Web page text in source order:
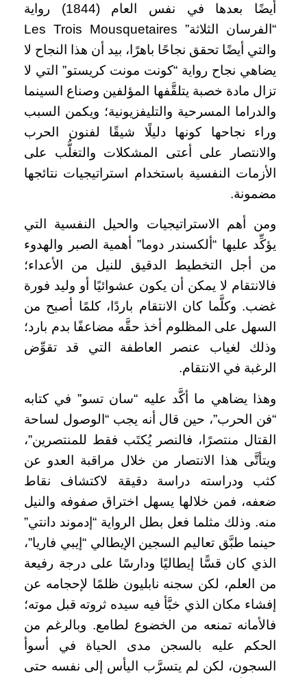
أيضًا بعدها في نفس العام (1844) رواية
“الفرسان الثلاثة” Les Trois Mousquetaires
والتي أيضًا تحقق نجاحًا باهرًا، بيد أن هذا النجاح لا
يضاهي نجاح رواية “كونت مونت كريستو” التي لا
تزال مادة خصبة يتلقَّفها المؤلفين وصناع السينما
والدراما المسرحية والتليفزيونية؛ ويكمن السبب
وراء نجاحها كونها دليلًا شيقًا لفنون الحرب
والانتصار على أعتى المشكلات والتغلُّب على
الأزمات النفسية باستخدام استراتيجيات نتائجها
مضمونة.
ومن أهم الاستراتيجيات والحيل النفسية التي
يؤكِّد عليها “ألكسندر دوما” أهمية الصبر والهدوء
من أجل التخطيط الدقيق للنيل من الأعداء؛
فالانتقام لا يمكن أن يكون عشوائيًا أو وليد فورة
غضب. وكلَّما كان الانتقام باردًا، كلمًا أصبح من
السهل على المظلوم أخذ حقَّه مضاعفًا بدم بارد؛
وذلك لغياب عنصر العاطفة التي قد تقوِّض
الرغبة في الانتقام.
وهذا يضاهي ما أكَّد عليه “سان تسو” في كتابه
“فن الحرب”، حين قال أنه يجب “الوصول لساحة
القتال منتصرًا، فالنصر يُكتَب فقط للمنتصرين”،
ويتأتَّى هذا الانتصار من خلال مراقبة العدو عن
كثب ودراسته دراسة دقيقة لاكتشاف نقاط
ضعفه، فمن خلالها يسهل اختراق صفوفه والنيل
منه. وذلك مثلما فعل بطل الرواية “إدموند دانتي”
حينما طبَّق تعاليم السجين الإيطالي “إيبي فاريا”،
الذي كان قسًّا إيطاليًا ودارسًا على درجة رفيعة
من العلم، لكن سجنه نابليون ظلمًا لإحجامه عن
إفشاء مكان الذي خبَّأ فيه سيده ثروته قبل موته؛
فالأمانه تمنعه من الخضوع لطامع. وبالرغم من
الحكم عليه بالسجن مدى الحياة في أسوأ
السجون، لكن لم يتسرَّب اليأس إلى نفسه حتى